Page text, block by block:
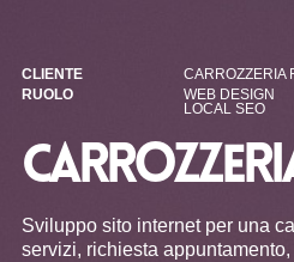
CLIENTE
CARROZZERIA
RUOLO
WEB DESIGN
LOCAL SEO
Sviluppo sito internet per una
servizi, richiesta appuntamento,